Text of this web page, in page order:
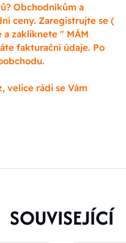
Obchodníkům a
ceny. Zaregistrujte se (
zakliknete " MÁM
fakturační údaje. Po
velice rádi se Vám
SOUVISEJÍCÍ